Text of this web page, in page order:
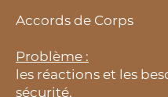
Accords de Corps
Problème :
les réactions et les
sécurité.